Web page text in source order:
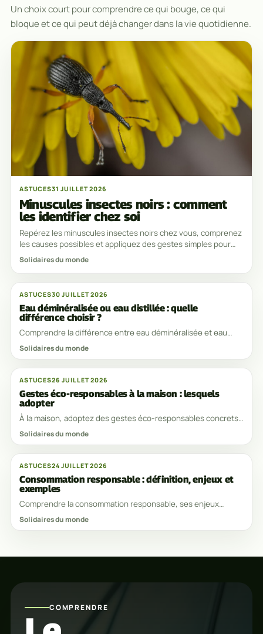
Un choix court pour comprendre ce qui bouge, ce qui
bloque et ce qui peut déjà changer dans la vie quotidienne.
ASTUCES31 JUILLET 2026
Minuscules insectes noirs : comment
les identifier chez soi
Repérez les minuscules insectes noirs chez vous, comprenez
les causes possibles et appliquez des gestes simples pour
limiter leur présence, simplement.
Solidaires du monde
ASTUCES30 JUILLET 2026
Eau déminéralisée ou eau distillée : quelle
différence choisir ?
Comprendre la différence entre eau déminéralisée et eau
distillée pour choisir l’option la plus adaptée au ménage, au
Solidaires du monde
ASTUCES26 JUILLET 2026
Gestes éco-responsables à la maison : lesquels
adopter
À la maison, adoptez des gestes éco-responsables concrets
pour économiser eau, énergie et déchets sans bouleverser
Solidaires du monde
ASTUCES24 JUILLET 2026
Consommation responsable : définition, enjeux et
exemples
Comprendre la consommation responsable, ses enjeux
environnementaux et sociaux, et agir au quotidien avec des
Solidaires du monde
COMPRENDRE